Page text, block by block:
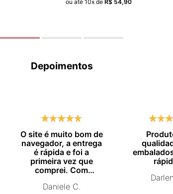
ou até 10x de R$ 54,90
Depoimentos
O site é muito bom de
navegador, a entrega
é rápida e foi a
primeira vez que
comprei. Com
novamente.
Daniele C.